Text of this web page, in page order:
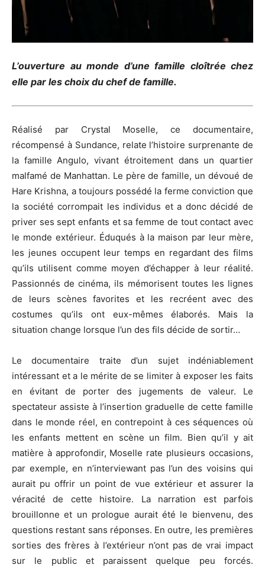
L’ouverture au monde d’une famille cloîtrée chez
elle par les choix du chef de famille.
Réalisé par Crystal Moselle, ce documentaire,
récompensé à Sundance, relate l’histoire surprenante de
la famille Angulo, vivant étroitement dans un quartier
malfamé de Manhattan. Le père de famille, un dévoué de
Hare Krishna, a toujours possédé la ferme conviction que
la société corrompait les individus et a donc décidé de
priver ses sept enfants et sa femme de tout contact avec
le monde extérieur. Éduqués à la maison par leur mère,
les jeunes occupent leur temps en regardant des films
qu’ils utilisent comme moyen d’échapper à leur réalité.
Passionnés de cinéma, ils mémorisent toutes les lignes
de leurs scènes favorites et les recréent avec des
costumes qu’ils ont eux-mêmes élaborés. Mais la
situation change lorsque l’un des fils décide de sortir…
Le documentaire traite d’un sujet indéniablement
intéressant et a le mérite de se limiter à exposer les faits
en évitant de porter des jugements de valeur. Le
spectateur assiste à l’insertion graduelle de cette famille
dans le monde réel, en contrepoint à ces séquences où
les enfants mettent en scène un film. Bien qu’il y ait
matière à approfondir, Moselle rate plusieurs occasions,
par exemple, en n’interviewant pas l’un des voisins qui
aurait pu offrir un point de vue extérieur et assurer la
véracité de cette histoire. La narration est parfois
brouillonne et un prologue aurait été le bienvenu, des
questions restant sans réponses. En outre, les premières
sorties des frères à l’extérieur n’ont pas de vrai impact
sur le public et paraissent quelque peu forcés.